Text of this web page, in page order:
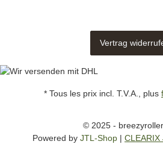
Vertrag
* Tous les prix incl. T.V.A., plus
© 2025 -
Powered by JTL-Shop | CLEARIX